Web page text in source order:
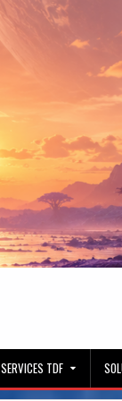
SERVICES TDF